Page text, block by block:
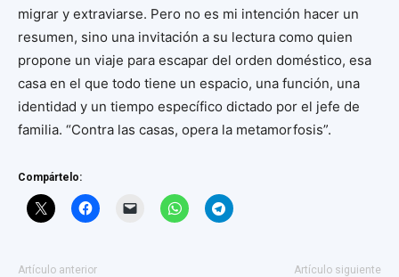
migrar y extraviarse. Pero no es mi intención hacer un
resumen, sino una invitación a su lectura como quien
propone un viaje para escapar del orden doméstico, esa
casa en el que todo tiene un espacio, una función, una
identidad y un tiempo específico dictado por el jefe de
familia. “Contra las casas, opera la metamorfosis”.
Compártelo:
Artículo anterior Artículo siguiente